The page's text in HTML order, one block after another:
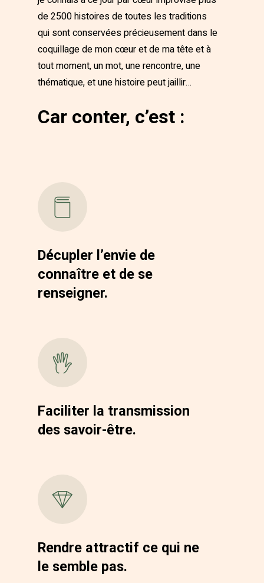
de 2500 histoires de toutes les traditions
qui sont conservées précieusement dans le
coquillage de mon cœur et de ma tête et à
tout moment, un mot, une rencontre, une
thématique, et une histoire peut jaillir…
Car conter, c’est :
Décupler l’envie de
connaître et de se
renseigner.
Faciliter la transmission
des savoir-être.
Rendre attractif ce qui ne
le semble pas.